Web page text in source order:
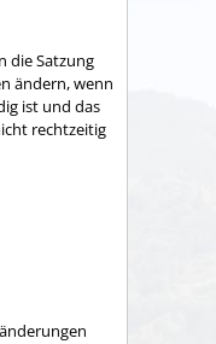
die Satzung
ändern, wenn
ist und das
rechtzeitig